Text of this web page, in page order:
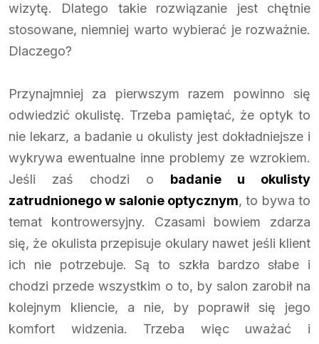
wizytę. Dlatego takie rozwiązanie jest chętnie
stosowane, niemniej warto wybierać je rozważnie.
Dlaczego?
Przynajmniej za pierwszym razem powinno się
odwiedzić okulistę. Trzeba pamiętać, że optyk to
nie lekarz, a badanie u okulisty jest dokładniejsze i
wykrywa ewentualne inne problemy ze wzrokiem.
Jeśli zaś chodzi o badanie u okulisty
zatrudnionego w salonie optycznym, to bywa to
temat kontrowersyjny. Czasami bowiem zdarza
się, że okulista przepisuje okulary nawet jeśli klient
ich nie potrzebuje. Są to szkła bardzo słabe i
chodzi przede wszystkim o to, by salon zarobił na
kolejnym kliencie, a nie, by poprawił się jego
komfort widzenia. Trzeba więc uważać i